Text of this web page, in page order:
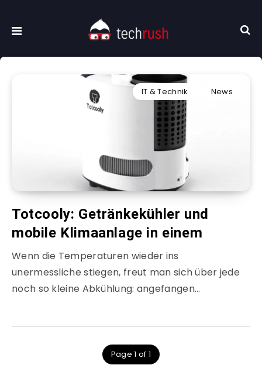
IT & Technik News
Totcooly: Getränkekühler und
mobile Klimaanlage in einem
Wenn die Temperaturen wieder ins
unermessliche stiegen, freut man sich über jede
noch so kleine Abkühlung: angefangen…
Page 1 of 1